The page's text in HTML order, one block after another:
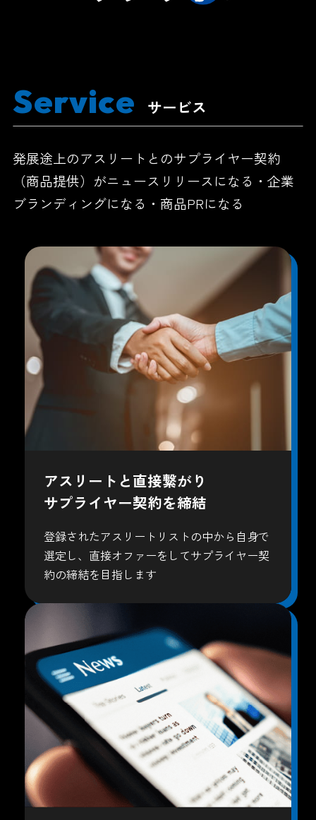
Service サービス
発展途上のアスリートとのサプライヤー契約
（商品提供）がニュースリリースになる・企業
ブランディングになる・商品PRになる
アスリートと直接繋がり
サプライヤー契約を締結
登録されたアスリートリストの中から自身で
選定し、直接オファーをしてサプライヤー契
約の締結を目指します